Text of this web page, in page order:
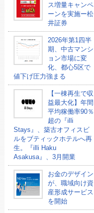
ス増量キャンペ
ーンを実施ー松
井証券
2026年第1四半
期、中古マンシ
ョン市場に変
化、都心5区で
値下げ圧力強まる
【一棟再生で収
益最大化】年間
平均稼働率90％
超の『illi
Stays』、築古オフィスビ
ルをブティックホテルへ再
生。『illi Haku
Asakusa』、3月開業
お金のデザイン
が、職域向け資
産形成サービス
を開始